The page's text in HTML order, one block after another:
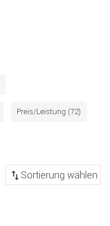
Preis/Leistung (72)